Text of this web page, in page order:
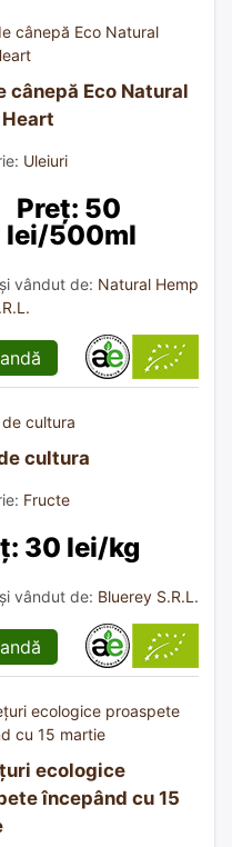
cânepă Eco Natural
Uleiuri
Preț: 50
lei/500ml
vândut de: Natural Hemp
cultura
Fructe
30 lei/kg
vândut de: Bluerey S.R.L.
ecologice
începând cu 15